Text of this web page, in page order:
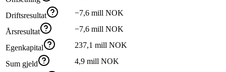
Driftsresultat −7,6 mill NOK
Årsresultat −7,6 mill NOK
Egenkapital 237,1 mill NOK
Sum gjeld 4,9 mill NOK